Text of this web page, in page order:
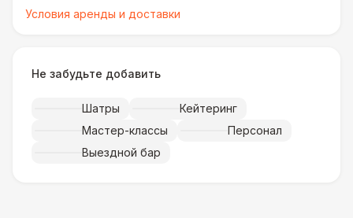
Условия аренды и доставки
Не забудьте добавить
Шатры
Кейтеринг
Мастер-классы
Персонал
Выездной бар